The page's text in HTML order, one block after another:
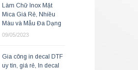
Làm Chữ Inox Mặt
Mica Giá Rẻ, Nhiều
Màu và Mẫu Đa Dạng
09/05/2023
Gia công in decal DTF
uy tín, giá rẻ, In decal